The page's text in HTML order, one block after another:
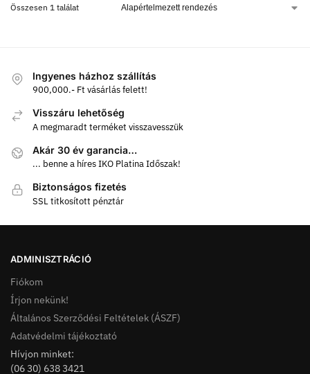
Összesen 1 találat
Ingyenes házhoz szállítás
900,000.- Ft vásárlás felett!
Visszáru lehetőség
A megmaradt terméket visszavesszük
Akár 30 év garancia…
... benne a híres IKO Platina Időszak!
Biztonságos fizetés
SSL titkosított pénztár
ADMINISZTRÁCIÓ
Fiókom
Írjon nekünk!
Általános Szerződési Feltételek (ÁSZF)
Adatvédelmi tájékoztató
Hívjon minket:
(06 30) 638 3421